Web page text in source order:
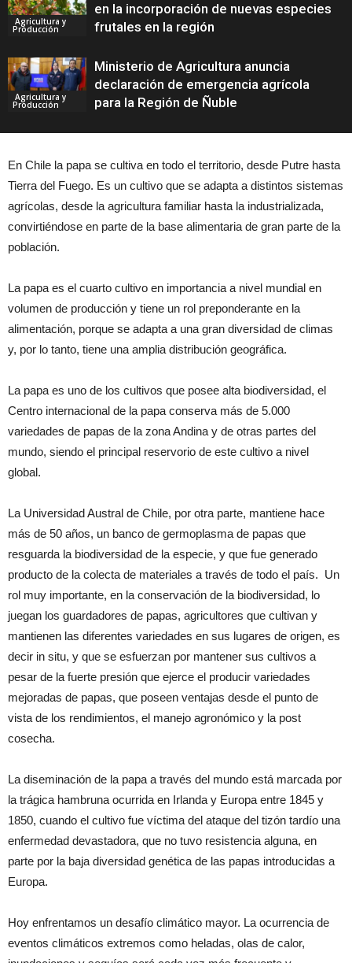
Agricultura y
Producción
en la incorporación de nuevas especies
frutales en la región
Agricultura y
Producción
Ministerio de Agricultura anuncia
declaración de emergencia agrícola
para la Región de Ñuble
En Chile la papa se cultiva en todo el territorio, desde Putre hasta
Tierra del Fuego. Es un cultivo que se adapta a distintos sistemas
agrícolas, desde la agricultura familiar hasta la industrializada,
convirtiéndose en parte de la base alimentaria de gran parte de la
población.
La papa es el cuarto cultivo en importancia a nivel mundial en
volumen de producción y tiene un rol preponderante en la
alimentación, porque se adapta a una gran diversidad de climas
y, por lo tanto, tiene una amplia distribución geográfica.
La papa es uno de los cultivos que posee alta biodiversidad, el
Centro internacional de la papa conserva más de 5.000
variedades de papas de la zona Andina y de otras partes del
mundo, siendo el principal reservorio de este cultivo a nivel
global.
La Universidad Austral de Chile, por otra parte, mantiene hace
más de 50 años, un banco de germoplasma de papas que
resguarda la biodiversidad de la especie, y que fue generado
producto de la colecta de materiales a través de todo el país. Un
rol muy importante, en la conservación de la biodiversidad, lo
juegan los guardadores de papas, agricultores que cultivan y
mantienen las diferentes variedades en sus lugares de origen, es
decir in situ, y que se esfuerzan por mantener sus cultivos a
pesar de la fuerte presión que ejerce el producir variedades
mejoradas de papas, que poseen ventajas desde el punto de
vista de los rendimientos, el manejo agronómico y la post
cosecha.
La diseminación de la papa a través del mundo está marcada por
la trágica hambruna ocurrida en Irlanda y Europa entre 1845 y
1850, cuando el cultivo fue víctima del ataque del tizón tardío una
enfermedad devastadora, que no tuvo resistencia alguna, en
parte por la baja diversidad genética de las papas introducidas a
Europa.
Hoy enfrentamos un desafío climático mayor. La ocurrencia de
eventos climáticos extremos como heladas, olas de calor,